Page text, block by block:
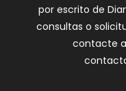
por escrito de
consultas o
contacte